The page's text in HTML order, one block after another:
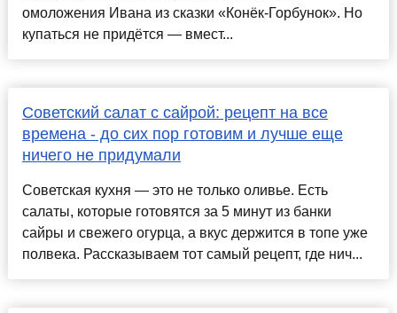
омоложения Ивана из сказки «Конёк-Горбунок». Но
купаться не придётся — вмест...
Советский салат с сайрой: рецепт на все
времена - до сих пор готовим и лучше еще
ничего не придумали
Советская кухня — это не только оливье. Есть
салаты, которые готовятся за 5 минут из банки
сайры и свежего огурца, а вкус держится в топе уже
полвека. Рассказываем тот самый рецепт, где нич...